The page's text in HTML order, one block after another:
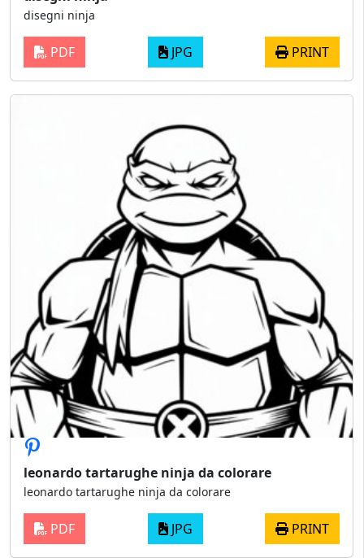
disegni ninja
PDF JPG PRINT
leonardo tartarughe ninja da colorare
leonardo tartarughe ninja da colorare
PDF JPG PRINT